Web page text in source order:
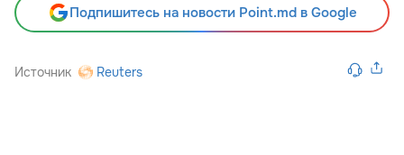
Подпишитесь на новости Point.md в Google
Источник Reuters